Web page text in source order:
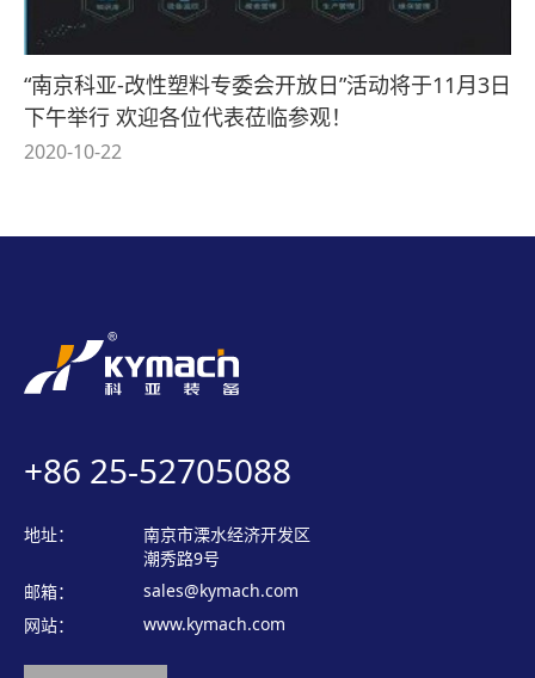
“南京科亚-改性塑料专委会开放日”活动将于11月3日
下午举行 欢迎各位代表莅临参观！
2020-10-22
+86 25-52705088
地址：
南京市溧水经济开发区
潮秀路9号
邮箱：
sales@kymach.com
网站：
www.kymach.com